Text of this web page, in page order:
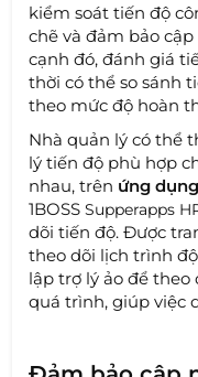
kiểm soát tiến độ
chẽ và đảm bảo
cạnh đó, đánh giá
thời có thể so sánh
theo mức độ hoàn
Nhà quản lý có thể
lý tiến độ phù hợp
nhau, trên ứng
1BOSSSupperapps
dõi tiến độ. Được
theo dõi lịch trình
lập trợ lý ảo để
quá trình, giúp việc